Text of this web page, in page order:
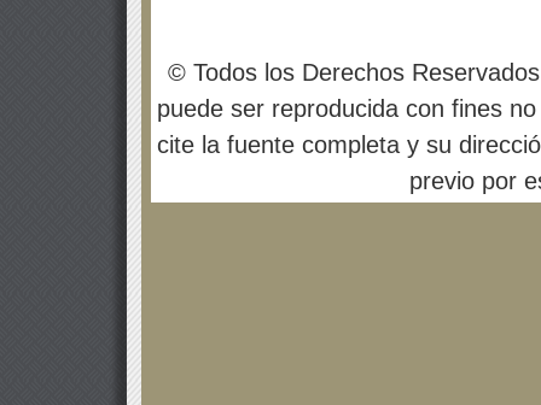
© Todos los Derechos
puede ser reproducida con fines
cite la fuente completa y su
previo por